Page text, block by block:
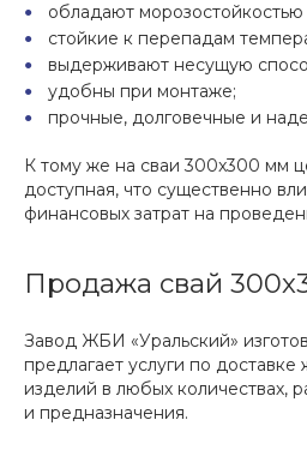
обладают
стойкие к перепадам
выдерживают несущую
удобны при монтаже;
прочные, долговечные и
К тому же на сваи 300x300 мм
доступная, что существенно
финансовых затрат на
Продажа свай
Завод ЖБИ «Уральский»
предлагает услуги по
изделий в любых количествах,
и предназначения.